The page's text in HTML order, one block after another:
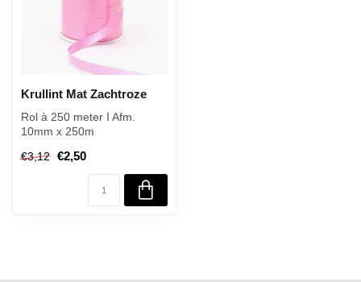
Krullint Mat Zachtroze
Rol à 250 meter I Afm.
10mm x 250m
€3,12 €2,50